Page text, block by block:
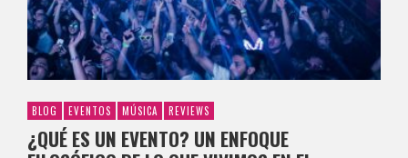
BLOG EVENTOS MÚSICA REVIEWS
¿QUÉ ES UN EVENTO? UN ENFOQUE